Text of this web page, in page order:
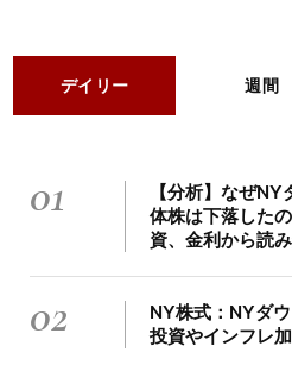
デイリー 週間
01
【分析】なぜ
体株は下落した
資、金利から読
02
NY株式：NYダ
投資やインフレ